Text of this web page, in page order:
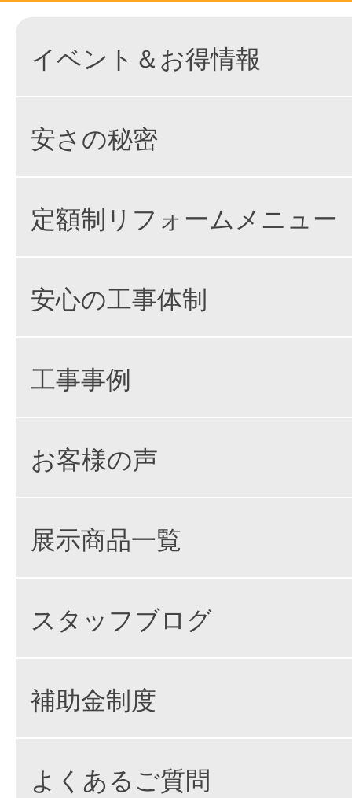
イベント＆お得情報
安さの秘密
定額制リフォームメニュー
安心の工事体制
工事事例
お客様の声
展示商品一覧
スタッフブログ
補助金制度
よくあるご質問